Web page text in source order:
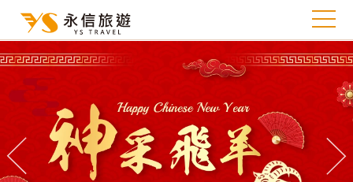
往前 往